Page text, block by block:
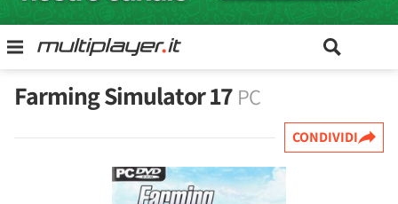
Farming Simulator 17 PC
CONDIVIDI